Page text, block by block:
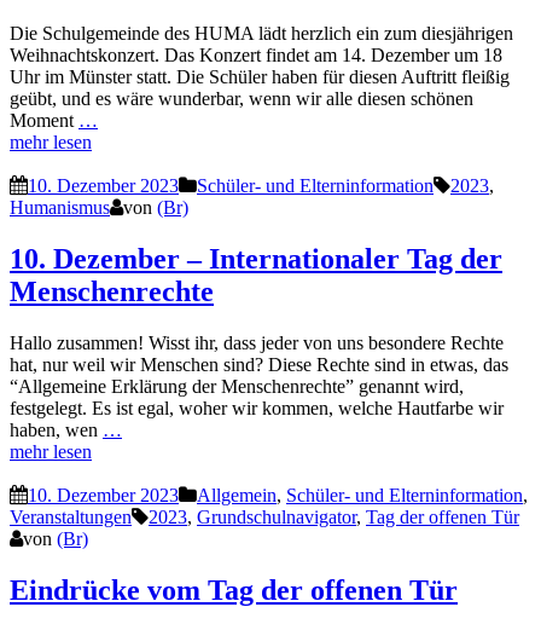
Die Schulgemeinde des HUMA lädt herzlich ein zum diesjährigen
Weihnachtskonzert. Das Konzert findet am 14. Dezember um 18
Uhr im Münster statt. Die Schüler haben für diesen Auftritt fleißig
geübt, und es wäre wunderbar, wenn wir alle diesen schönen
Moment …
mehr lesen
10. Dezember 2023 Schüler- und Elterninformation 2023,
Humanismus
von (Br)
10. Dezember – Internationaler Tag der
Menschenrechte
Hallo zusammen! Wisst ihr, dass jeder von uns besondere Rechte
hat, nur weil wir Menschen sind? Diese Rechte sind in etwas, das
“Allgemeine Erklärung der Menschenrechte” genannt wird,
festgelegt. Es ist egal, woher wir kommen, welche Hautfarbe wir
haben, wen …
mehr lesen
10. Dezember 2023 Allgemein, Schüler- und Elterninformation,
Veranstaltungen
2023, Grundschulnavigator, Tag der offenen Tür
von (Br)
Eindrücke vom Tag der offenen Tür